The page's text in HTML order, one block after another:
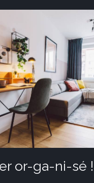
or-ga-ni-sé !